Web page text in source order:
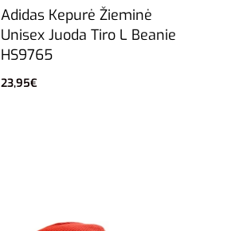
Adidas Kepurė Žieminė
Unisex Juoda Tiro L Beanie
HS9765
23,95€